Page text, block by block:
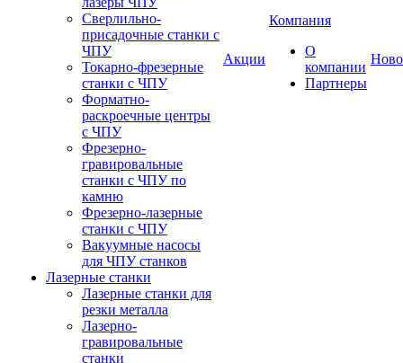
Сверлильно-
присадочные станки с
ЧПУ
Токарно-фрезерные
станки с ЧПУ
Форматно-
раскроечные центры
с ЧПУ
Фрезерно-
гравировальные
станки с ЧПУ по
камню
Фрезерно-лазерные
станки с ЧПУ
Вакуумные насосы
для ЧПУ станков
Лазерные станки
Лазерные станки для
резки металла
Лазерно-
гравировальные
станки
Акции
Компания
О
компании
Партнеры